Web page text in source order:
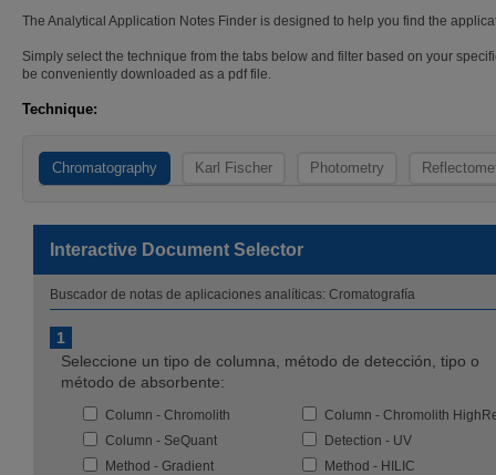
The Analytical Application Notes Finder is designed to help you find the
Simply select the technique from the tabs below and filter based on your
be conveniently downloaded as a pdf file.
Technique:
Chromatography Karl Fischer Photometry
Interactive Document Selector
Buscador de notas de aplicaciones analíticas: Cromatografía
1
Seleccione un tipo de columna, método de detección, tipo o
método de absorbente:
Column - Chromolith
Column - Chromolith
Column - SeQuant
Detection - UV
Method - Gradient
Method - HILIC